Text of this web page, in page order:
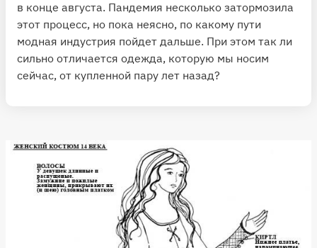
в конце августа. Пандемия несколько затормозила
этот процесс, но пока неясно, по какому пути
модная индустрия пойдет дальше. При этом так ли
сильно отличается одежда, которую мы носим
сейчас, от купленной пару лет назад?